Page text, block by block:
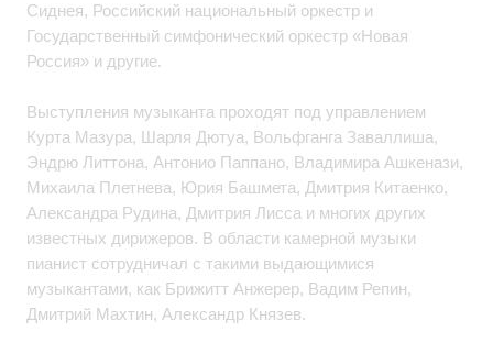
Сиднея, Российский национальный оркестр и
Государственный симфонический оркестр «Новая
Россия» и другие.
Выступления музыканта проходят под управлением
Курта Мазура, Шарля Дютуа, Вольфганга Заваллиша,
Эндрю Литтона, Антонио Паппано, Владимира Ашкенази,
Михаила Плетнева, Юрия Башмета, Дмитрия Китаенко,
Александра Рудина, Дмитрия Лисса и многих других
известных дирижеров. В области камерной музыки
пианист сотрудничал с такими выдающимися
музыкантами, как Брижитт Анжерер, Вадим Репин,
Дмитрий Махтин, Александр Князев.